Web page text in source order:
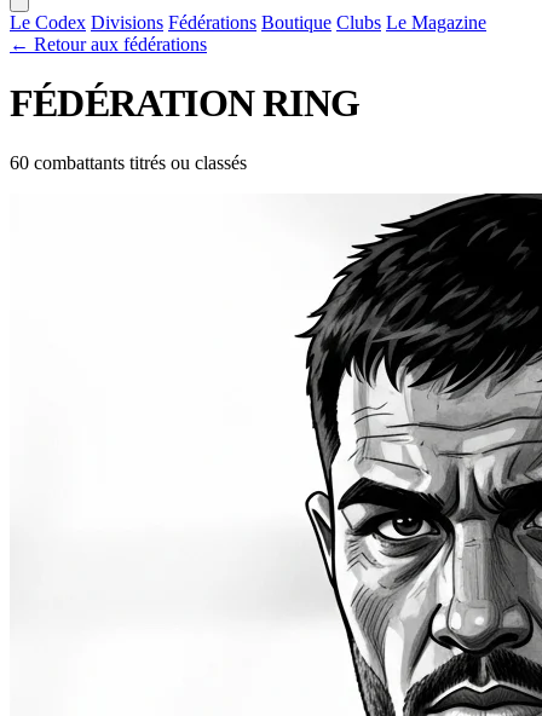
Le Codex Divisions Fédérations Boutique Clubs Le Magazine
← Retour aux fédérations
FÉDÉRATIONRING
60 combattants titrés ou classés